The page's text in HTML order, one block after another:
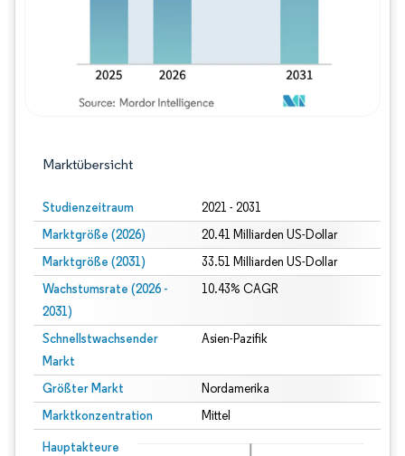
Marktübersicht
Studienzeitraum 2021 - 2031
Marktgröße (2026) 20.41 Milliarden US-Dollar
Marktgröße (2031) 33.51 Milliarden US-Dollar
Wachstumsrate (2026 -
2031)
10.43% CAGR
Schnellstwachsender
Markt
Asien-Pazifik
Größter Markt Nordamerika
Marktkonzentration Mittel
Hauptakteure
Bild © Mordor Intelligence. Wiederverwendung erfordert Namensnennung